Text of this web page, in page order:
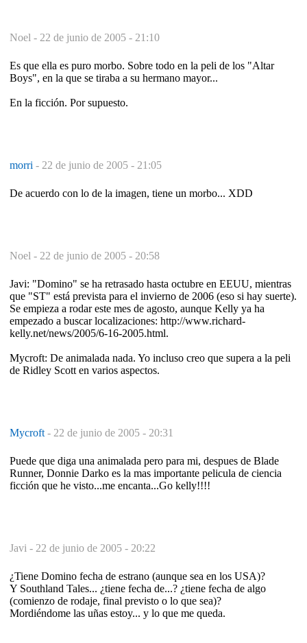
Noel - 22 de junio de 2005 - 21:10
Es que ella es puro morbo. Sobre todo en la peli de los "Altar
Boys", en la que se tiraba a su hermano mayor...
En la ficción. Por supuesto.
morri - 22 de junio de 2005 - 21:05
De acuerdo con lo de la imagen, tiene un morbo... XDD
Noel - 22 de junio de 2005 - 20:58
Javi: "Domino" se ha retrasado hasta octubre en EEUU, mientras
que "ST" está prevista para el invierno de 2006 (eso si hay suerte).
Se empieza a rodar este mes de agosto, aunque Kelly ya ha
empezado a buscar localizaciones: http://www.richard-
kelly.net/news/2005/6-16-2005.html.
Mycroft: De animalada nada. Yo incluso creo que supera a la peli
de Ridley Scott en varios aspectos.
Mycroft - 22 de junio de 2005 - 20:31
Puede que diga una animalada pero para mi, despues de Blade
Runner, Donnie Darko es la mas importante pelicula de ciencia
ficción que he visto...me encanta...Go kelly!!!!
Javi - 22 de junio de 2005 - 20:22
¿Tiene Domino fecha de estrano (aunque sea en los USA)?
Y Southland Tales... ¿tiene fecha de...? ¿tiene fecha de algo
(comienzo de rodaje, final previsto o lo que sea)?
Mordiéndome las uñas estoy... y lo que me queda.